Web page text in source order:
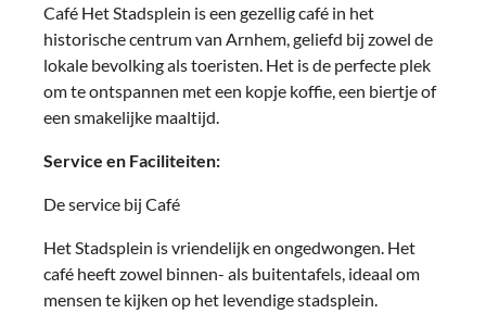
Café Het Stadsplein is een gezellig café in het
historische centrum van Arnhem, geliefd bij zowel de
lokale bevolking als toeristen. Het is de perfecte plek
om te ontspannen met een kopje koffie, een biertje of
een smakelijke maaltijd.
Service en Faciliteiten:
De service bij Café
Het Stadsplein is vriendelijk en ongedwongen. Het
café heeft zowel binnen- als buitentafels, ideaal om
mensen te kijken op het levendige stadsplein.